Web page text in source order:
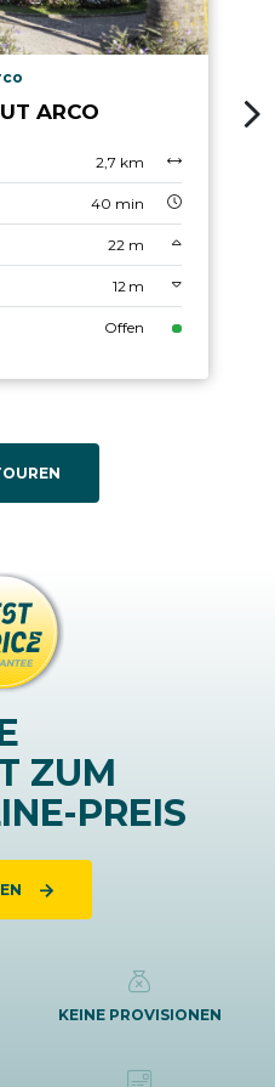
ARCO
2,7 km
40 min
22 m
12 m
Offen
ZUM
PREIS
KEINE PROVISIONEN